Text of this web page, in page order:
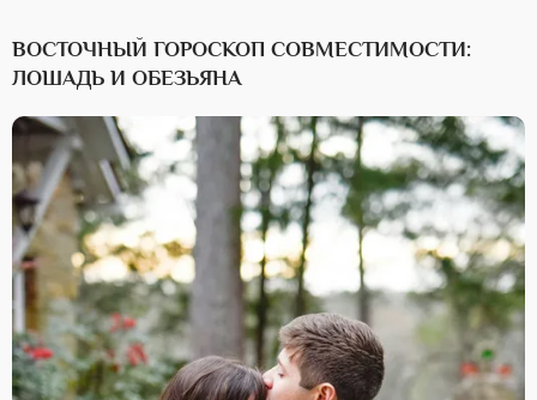
ВОСТОЧНЫЙ ГОРОСКОП СОВМЕСТИМОСТИ:
ЛОШАДЬ И ОБЕЗЬЯНА